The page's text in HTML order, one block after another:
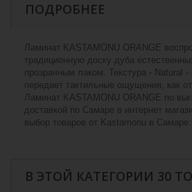
ПОДРОБНЕЕ
Ламинат KASTAMONU ORANGE
традиционную доску дуба
прозрачным лаком. Текстура - Natural
передает тактильные ощущения, как
Ламинат KASTAMONU ORANGE по
доставкой по Самаре в интернет
выбор товаров от Kastamonu в Самаре.
В ЭТОЙ КАТЕГОРИИ 30